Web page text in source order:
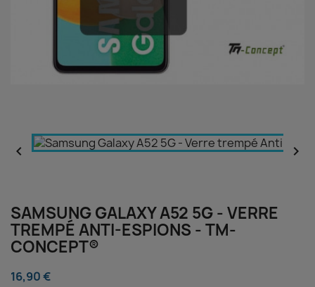
 
SAMSUNG GALAXY A52 5G - VERRE
TREMPÉ ANTI-ESPIONS - TM-
CONCEPT®
16,90 €